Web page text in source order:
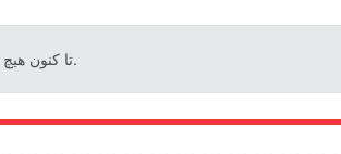
تا کنون هیچ نظری برای این مطلب درج نشده است.